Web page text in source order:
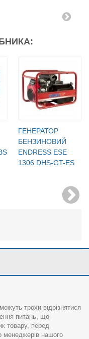
ГЕНЕРАТОР
БЕНЗИНОВИЙ
ENDRESS ESE
1306 DHS-GT-ES
трохи відрізнятися
питань, що
товару, перед
менеджерів нашого